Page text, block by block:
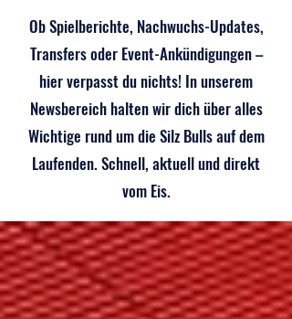
Ob Spielberichte, Nachwuchs-Updates,
Transfers oder Event-Ankündigungen –
hier verpasst du nichts! In unserem
Newsbereich halten wir dich über alles
Wichtige rund um die Silz Bulls auf dem
Laufenden. Schnell, aktuell und direkt
vom Eis.